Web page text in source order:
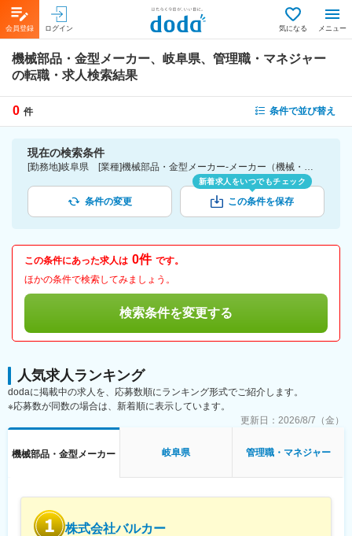
会員登録 ログイン 気になる メニュー
機械部品・金型メーカー、岐阜県、管理職・マネジャー
の転職・求人検索結果
0 件 条件で並び替え
現在の検索条件
[勤務地]岐阜県 [業種]機械部品・金型メーカー-メーカー（機械・電気）業界 [詳細条件](仕事内容)管理職・マネジャー
条件の変更
新着求人をいつでもチェック
この条件を保存
この条件にあった求人は 0件 です。
ほかの条件で検索してみましょう。
検索条件を変更する
人気求人ランキング
dodaに掲載中の求人を、応募数順にランキング形式でご紹介します。
※応募数が同数の場合は、新着順に表示しています。
更新日： 2026/8/7（金）
機械部品・金型メーカー 岐阜県 管理職・マネジャー
株式会社バルカー